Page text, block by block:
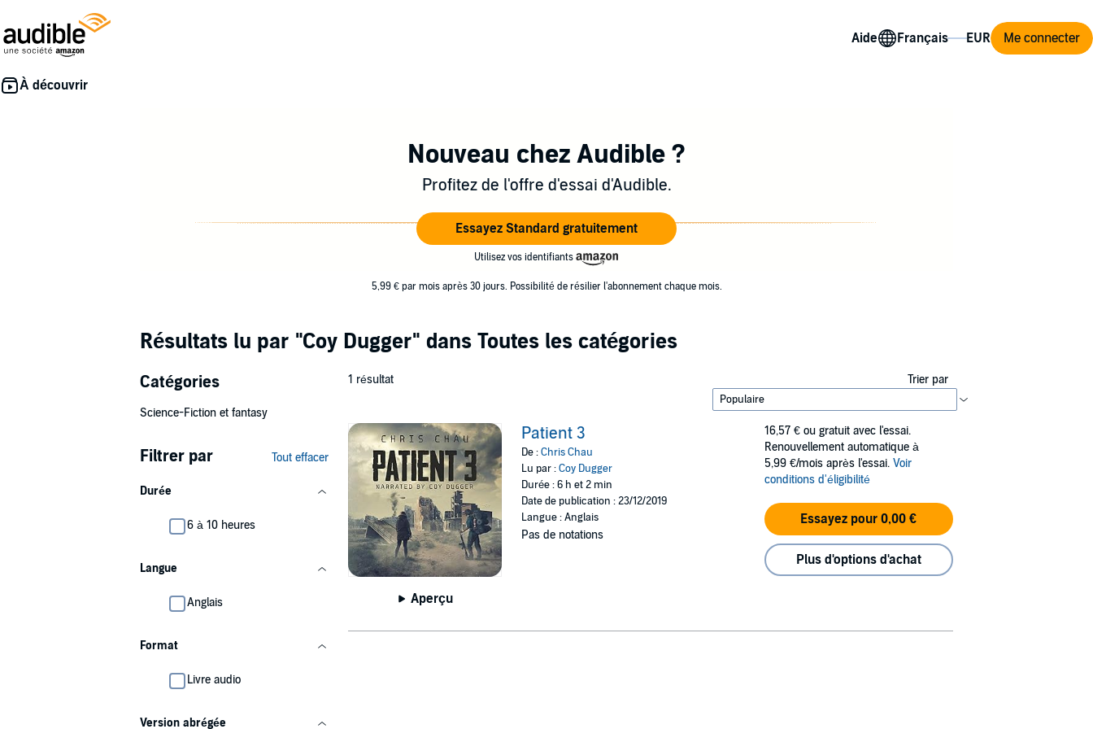
Aide Me connecter
Nouveau chez Audible ?
Profitez de l'offre d'essai d'Audible.
Essayez Standard gratuitement
Utilisez vos identifiants
5,99 € par mois après 30 jours. Possibilité de résilier l'abonnement chaque mois.
Résultats lu par "Coy Dugger" dans Toutes les catégories
Catégories
Science-Fiction et fantasy
Filtrer par Tout effacer
Durée
6 à 10 heures
Langue
Anglais
Format
Livre audio
Version abrégée
1 résultat Trier par
Aperçu
Patient 3
De :Chris Chau
Lu par :Coy Dugger
Durée : 6 h et 2 min
Date de publication : 23/12/2019
Langue : Anglais
Pas de notations
16,57 € ou gratuit avec l'essai.
Renouvellement automatique à
5,99 €/mois après l'essai. Voir
conditions d'éligibilité
Essayez pour 0,00 €
Plus d'options d'achat